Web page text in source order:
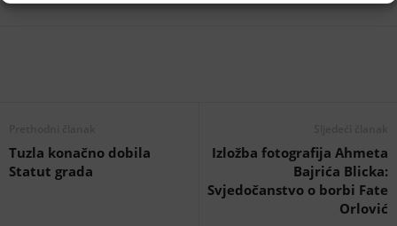
Tuzla konačno dobila
Statut grada
Izložba fotografija Ahmeta
Bajrića Blicka:
Svjedočanstvo o borbi Fate
Orlović